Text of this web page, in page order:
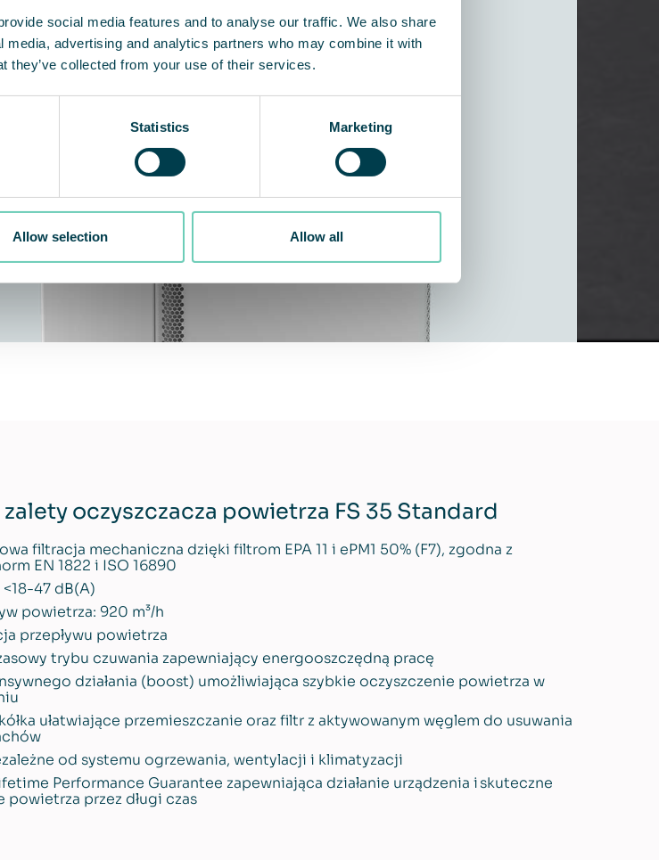
social media features and to analyse our traffic. We also share
advertising and analytics partners who may combine it with
they’ve collected from your use of their services.
Statistics Marketing
Allow selection Allow all
oczyszczacza powietrza FS 35 Standard
filtracja mechaniczna dzięki filtrom EPA 11 i ePM1 50% (F7), zgodna z
EN 1822 i ISO 16890
47 dB(A)
powietrza: 920 m³/h
przepływu powietrza
trybu czuwania zapewniający energooszczędną pracę
działania (boost) umożliwiająca szybkie oczyszczenie powietrza w
ułatwiające przemieszczanie oraz filtr z aktywowanym węglem do usuwania
od systemu ogrzewania, wentylacji i klimatyzacji
Performance Guarantee zapewniająca działanie urządzenia i skuteczne
powietrza przez długi czas